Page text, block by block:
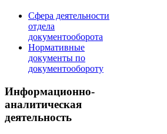
Сфера деятельности
отдела
документооборота
Нормативные
документы по
документообороту
Информационно-
аналитическая
деятельность